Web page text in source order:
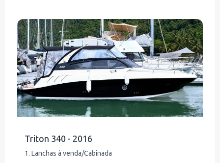
Triton 340 - 2016
1. Lanchas à venda/Cabinada